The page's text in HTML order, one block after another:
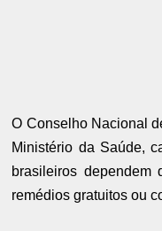
O Conselho Nacional
Ministério da Saúde,
brasileiros dependem
remédios gratuitos ou